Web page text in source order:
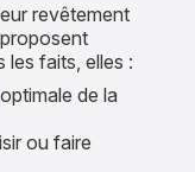
revêtement
les faits, elles :
de la
ou faire